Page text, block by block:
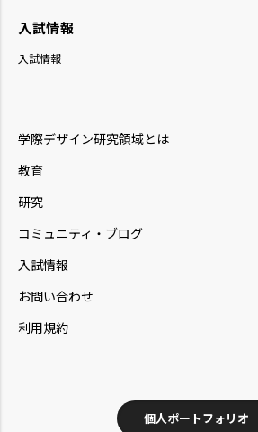
学際デザイン研究領域とは
教育
研究
コミュニティ・ブログ
入試情報
お問い合わせ
利用規約
個人ポートフォリオ
入試情報
入試情報